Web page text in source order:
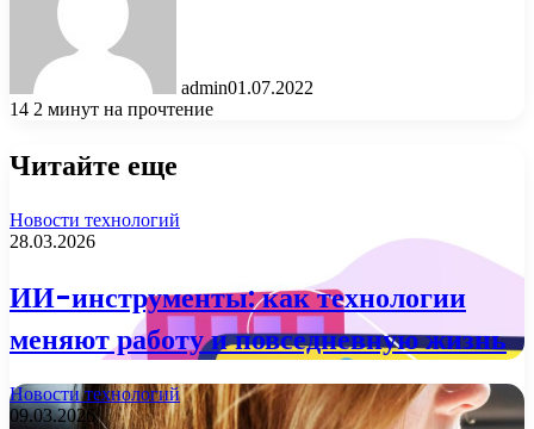
admin01.07.2022
14 2 минут на прочтение
Читайте еще
Новости технологий
28.03.2026
ИИ-инструменты: как технологии
меняют работу и повседневную жизнь
Новости технологий
09.03.2026